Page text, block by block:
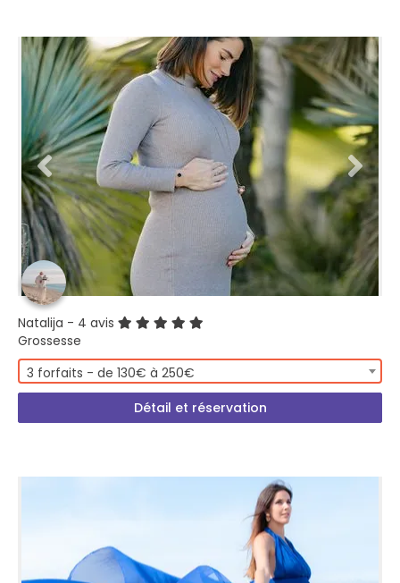
Natalija - 4 avis
Grossesse
3 forfaits - de 130€ à 250€
Détail et réservation